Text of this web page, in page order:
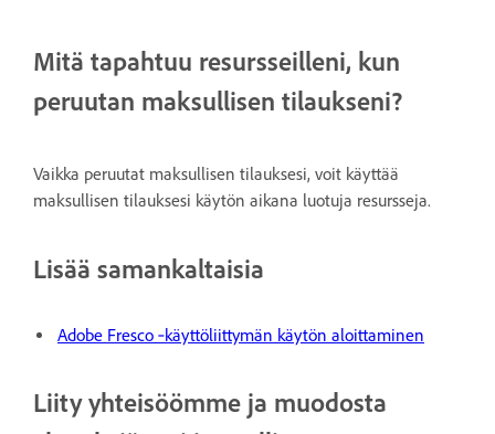
Mitä tapahtuu resursseilleni, kun
peruutan maksullisen tilaukseni?
Vaikka peruutat maksullisen tilauksesi, voit käyttää
maksullisen tilauksesi käytön aikana luotuja resursseja.
Lisää samankaltaisia
Adobe Fresco ‑käyttöliittymän käytön aloittaminen
Liity yhteisöömme ja muodosta